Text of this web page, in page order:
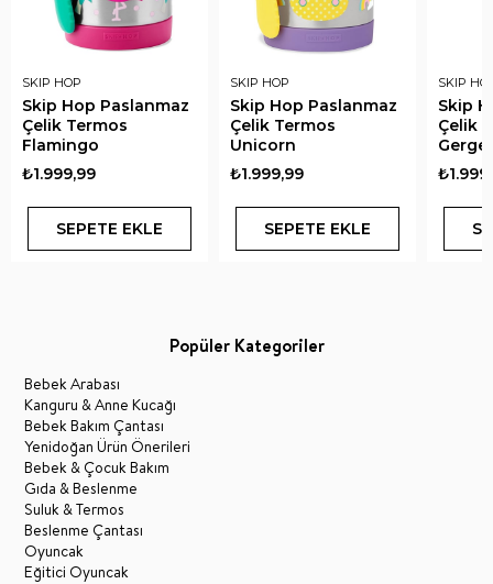
SKIP HOP
Skip Hop Paslanmaz
Çelik Termos
Flamingo
₺1.999,99
SEPETE EKLE
SKIP HOP
Skip Hop Paslanmaz
Çelik Termos
Unicorn
₺1.999,99
SEPETE EKLE
SKIP
Skip
Çelik
Popüler Kategoriler
Bebek Arabası
Kanguru & Anne Kucağı
Bebek Bakım Çantası
Yenidoğan Ürün Önerileri
Bebek & Çocuk Bakım
Gıda & Beslenme
Suluk & Termos
Beslenme Çantası
Oyuncak
Eğitici Oyuncak